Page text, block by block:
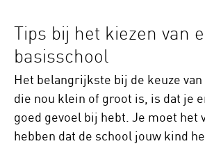
Tips bij het kiezen van
basisschool
Het belangrijkste bij de keuze
die nou klein of groot is, is dat je
goed gevoel bij hebt. Je moet het
hebben dat de school jouw kind